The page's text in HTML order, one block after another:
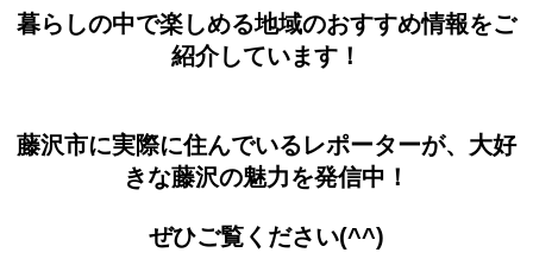
暮らしの中で楽しめる地域のおすすめ情報をご
紹介しています！
藤沢市に実際に住んでいるレポーターが、大好
きな藤沢の魅力を発信中！
ぜひご覧ください(^^)